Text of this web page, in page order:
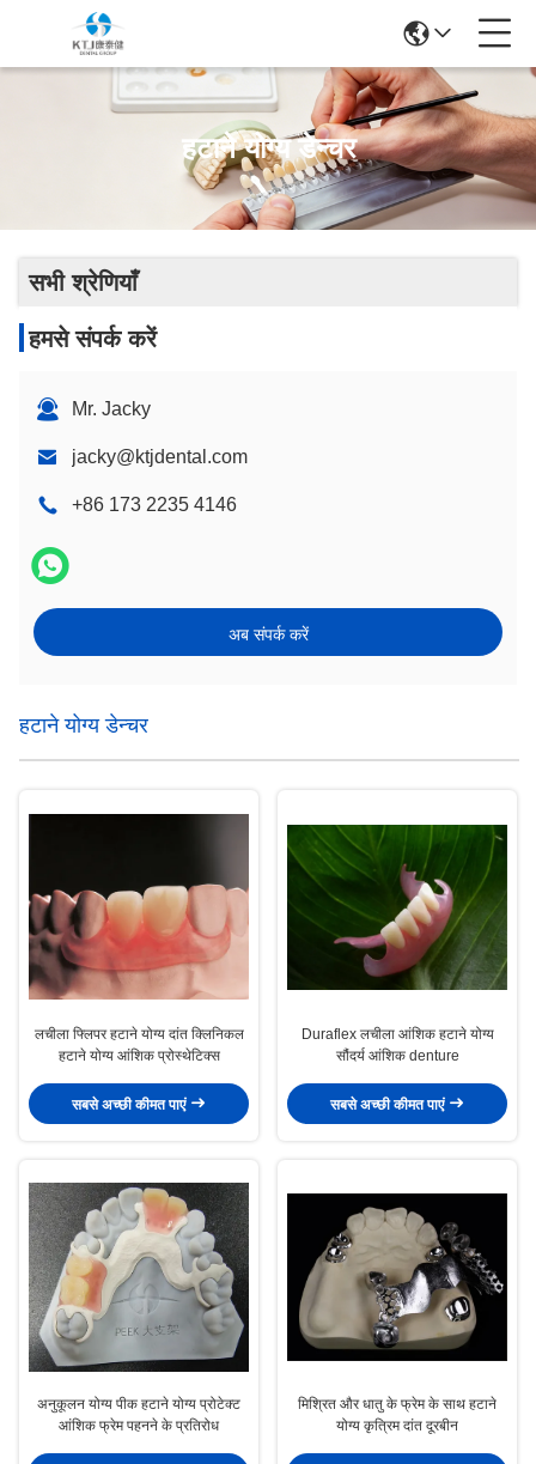
हटाने योग्य डेन्चर
सभी श्रेणियाँ
हमसे संपर्क करें
Mr. Jacky
jacky@ktjdental.com
+86 173 2235 4146
अब संपर्क करें
हटाने योग्य डेन्चर
लचीला फ्लिपर हटाने योग्य दांत क्लिनिकल
हटाने योग्य आंशिक प्रोस्थेटिक्स
सबसे अच्छी कीमत पाएं
Duraflex लचीला आंशिक हटाने योग्य
सौंदर्य आंशिक denture
सबसे अच्छी कीमत पाएं
अनुकूलन योग्य पीक हटाने योग्य प्रोटेक्ट
आंशिक फ्रेम पहनने के प्रतिरोध
मिश्रित और धातु के फ्रेम के साथ हटाने
योग्य कृत्रिम दांत दूरबीन